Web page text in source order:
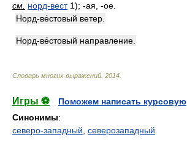
см. норд-вест1); -ая, -ое.
Норд-ве́стовый ветер.
Норд-ве́стовый направление.
Словарь многих выражений 2014
Игры ⚽
Поможем написать курсовую
Синонимы:
северо-западный северозападный